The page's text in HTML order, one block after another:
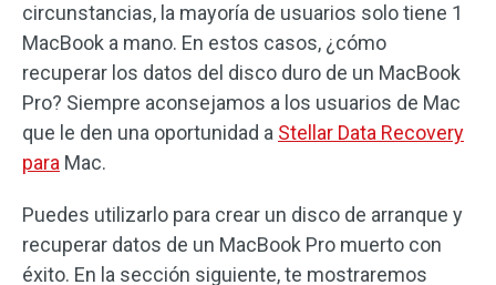
circunstancias, la mayoría de usuarios solo tiene 1
MacBook a mano. En estos casos, ¿cómo
recuperar los datos del disco duro de un MacBook
Pro? Siempre aconsejamos a los usuarios de Mac
que le den una oportunidad a Stellar Data Recovery
para Mac.
Puedes utilizarlo para crear un disco de arranque y
recuperar datos de un MacBook Pro muerto con
éxito. En la sección siguiente, te mostraremos